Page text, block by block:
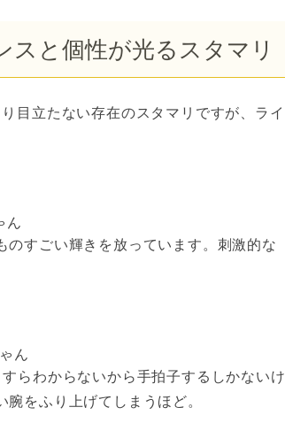
スと個性が光るスタマリ
目立たない存在のスタマリですが、ライ
ん
すごい輝きを放っています。刺激的な
ん
らわからないから手拍子するしかないけ
をふり上げてしまうほど。